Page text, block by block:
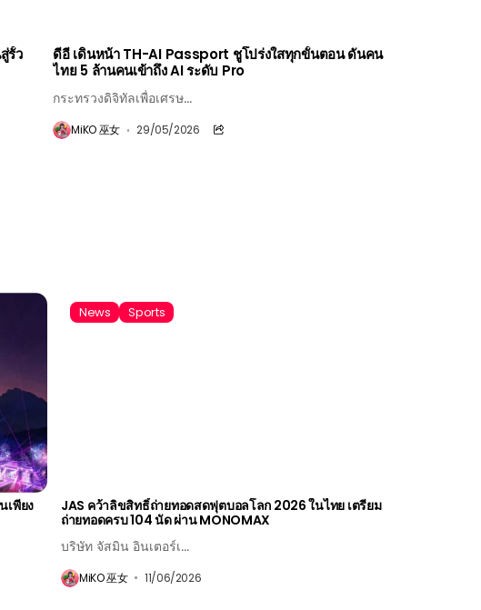
รั้ว
ดีอี เดินหน้า TH-AI Passport ชูโปร่งใสทุกขั้นตอน ดันคน
ไทย 5 ล้านคนเข้าถึง AI ระดับ Pro
กระทรวงดิจิทัลเพื่อเศรษ...
MiKO 巫女 29/05/2026
เพียง
News Sports
JAS คว้าลิขสิทธิ์ถ่ายทอดสดฟุตบอลโลก 2026 ในไทย เตรียม
ถ่ายทอดครบ 104 นัด ผ่าน MONOMAX
บริษัท จัสมิน อินเตอร์เ...
MiKO 巫女 11/06/2026